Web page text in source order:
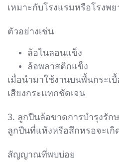
เหมาะกับโรงแรมหรือโรงพ
ตัวอย่างเช่น
ล้อไนลอนแข็ง
ล้อพลาสติกแข็ง
เมื่อนำมาใช้งานบนพื้นกระเ
เสียงกระแทกชัดเจน
3. ลูกปืนล้อขาดการบำรุงรัก
ลูกปืนที่แห้งหรือสึกหรอจะเ
สัญญาณที่พบบ่อย